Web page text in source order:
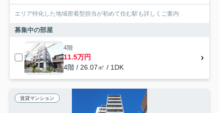
エリア特化した地域密着型担当が初めて住む駅も詳しくご案内
募集中の部屋
4階
11.5万円
4階 / 26.07㎡ / 1DK
賃貸マンション